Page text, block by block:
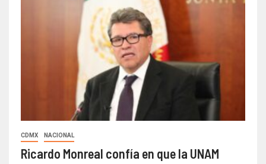
CDMX NACIONAL
Ricardo Monreal confía en que la UNAM